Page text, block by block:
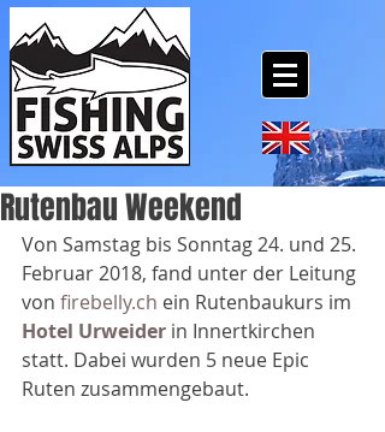
Rutenbau Weekend
Von Samstag bis Sonntag 24. und 25.
Februar 2018, fand unter der Leitung
von firebelly.ch ein Rutenbaukurs im
Hotel Urweider in Innertkirchen
statt. Dabei wurden 5 neue Epic
Ruten zusammengebaut.